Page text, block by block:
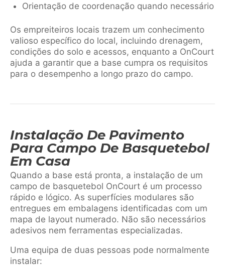
Orientação de coordenação quando necessário
Os empreiteiros locais trazem um conhecimento
valioso específico do local, incluindo drenagem,
condições do solo e acessos, enquanto a OnCourt
ajuda a garantir que a base cumpra os requisitos
para o desempenho a longo prazo do campo.
Instalação De Pavimento
Para Campo De Basquetebol
Em Casa
Quando a base está pronta, a instalação de um
campo de basquetebol OnCourt é um processo
rápido e lógico. As superfícies modulares são
entregues em embalagens identificadas com um
mapa de layout numerado. Não são necessários
adesivos nem ferramentas especializadas.
Uma equipa de duas pessoas pode normalmente
instalar: